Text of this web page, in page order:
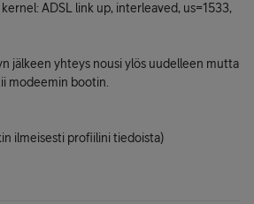
ADSL link up, interleaved, us=1533,
jälkeen yhteys nousi ylös uudelleen mutta
modeemin bootin.
ilmeisesti profiilini tiedoista)